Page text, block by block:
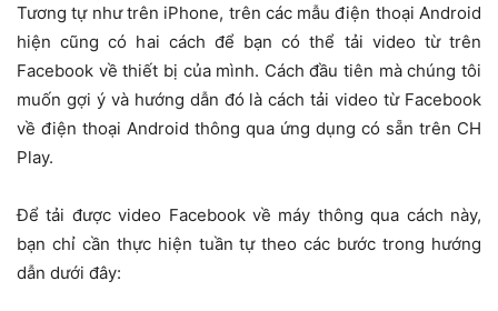
Tương tự như trên iPhone, trên các mẫu điện thoại Android
hiện cũng có hai cách để bạn có thể tải video từ trên
Facebook về thiết bị của mình. Cách đầu tiên mà chúng tôi
muốn gợi ý và hướng dẫn đó là cách tải video từ Facebook
về điện thoại Android thông qua ứng dụng có sẵn trên CH
Play.
Để tải được video Facebook về máy thông qua cách này,
bạn chỉ cần thực hiện tuần tự theo các bước trong hướng
dẫn dưới đây: